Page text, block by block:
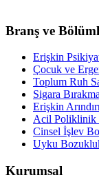
Branş ve
Erişkin
Çocuk ve
Toplum Ruh
Sigara
Erişkin
Acil Poliklinik
Cinsel İşlev
Uyku
Kurumsal